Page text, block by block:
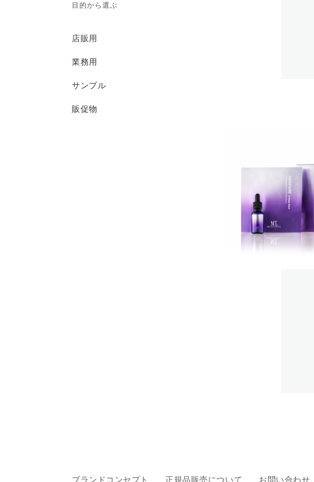
目的から選ぶ
店販用
業務用
サンプル
販促物
ブランドコンセプト 正規品販売について お問い合わせ